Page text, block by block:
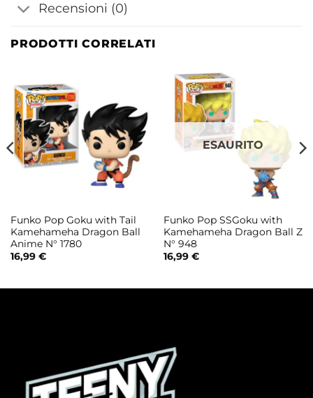
Recensioni (0)
PRODOTTI CORRELATI
Funko Pop Goku with Tail
Kamehameha Dragon Ball
Anime N° 1780
16,99 €
ESAURITO
Funko Pop SSGoku with
Kamehameha Dragon Ball Z
N° 948
16,99 €